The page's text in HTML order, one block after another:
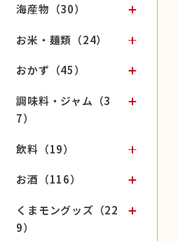
海産物（30）
お米・麺類（24）
おかず（45）
調味料・ジャム（3
7）
飲料（19）
お酒（116）
くまモングッズ（22
9）